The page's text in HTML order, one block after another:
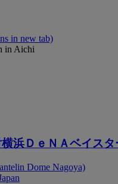
in new tab)
in Aichi
浜ＤｅＮＡベイス
Dome Nagoya)